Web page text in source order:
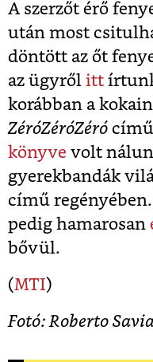
A szerzőt érő
után most
döntött az őt
az ügyről itt
korábban a
ZéróZéróZéró
könyve volt
gyerekbandák
című
pedig hamarosan
bővül.
(MTI)
Fotó: Roberto